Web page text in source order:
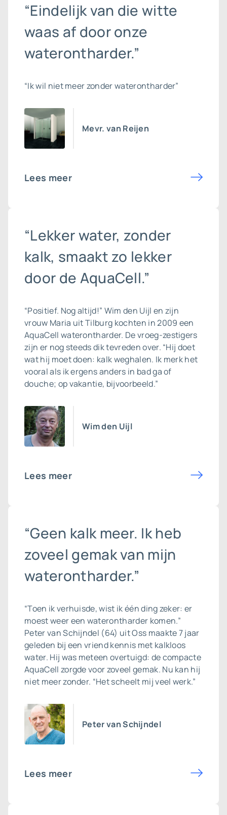
“Eindelijk van die witte
waas af door onze
waterontharder.”
“Ik wil niet meer zonder waterontharder”
Mevr. van Reijen
Lees meer
“Lekker water, zonder
kalk, smaakt zo lekker
door de AquaCell.”
“Positief. Nog altijd!” Wim den Uijl en zijn
vrouw Maria uit Tilburg kochten in 2009 een
AquaCell waterontharder. De vroeg-zestigers
zijn er nog steeds dik tevreden over. “Hij doet
wat hij moet doen: kalk weghalen. Ik merk het
vooral als ik ergens anders in bad ga of
douche; op vakantie, bijvoorbeeld.”
Wim den Uijl
Lees meer
“Geen kalk meer. Ik heb
zoveel gemak van mijn
waterontharder.”
“Toen ik verhuisde, wist ik één ding zeker: er
moest weer een waterontharder komen.”
Peter van Schijndel (64) uit Oss maakte 7 jaar
geleden bij een vriend kennis met kalkloos
water. Hij was meteen overtuigd: de compacte
AquaCell zorgde voor zoveel gemak. Nu kan hij
niet meer zonder. “Het scheelt mij veel werk.”
Peter van Schijndel
Lees meer